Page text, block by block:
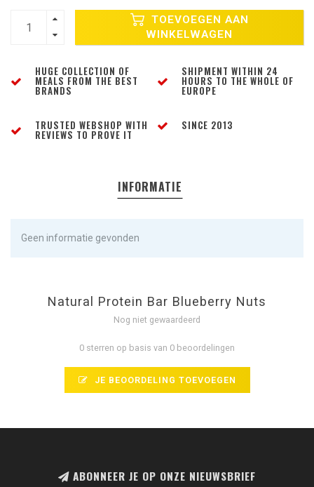
TOEVOEGEN AAN
WINKELWAGEN
HUGE COLLECTION OF
MEALS FROM THE BEST
BRANDS
SHIPMENT WITHIN 24
HOURS TO THE WHOLE OF
EUROPE
TRUSTED WEBSHOP WITH
REVIEWS TO PROVE IT
SINCE 2013
INFORMATIE
Geen informatie gevonden
Natural Protein Bar Blueberry Nuts
Nog niet gewaardeerd
0 sterren op basis van 0 beoordelingen
JE BEOORDELING TOEVOEGEN
ABONNEER JE OP ONZE NIEUWSBRIEF